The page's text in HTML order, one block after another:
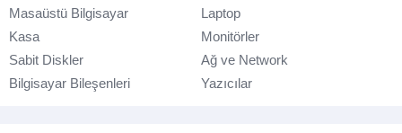
Masaüstü Bilgisayar
Laptop
Kasa
Monitörler
Sabit Diskler
Ağ ve Network
Bilgisayar Bileşenleri
Yazıcılar